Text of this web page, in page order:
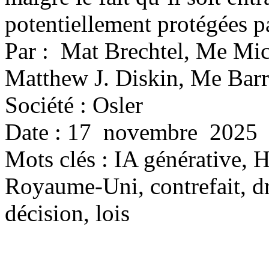
potentiellement protégées
Par : Mat Brechtel, Me
Matthew J. Diskin, Me
Société : Osler
Date : 17 novembre 2025
Mots clés : IA générative,
Royaume-Uni, contrefait,
décision, lois